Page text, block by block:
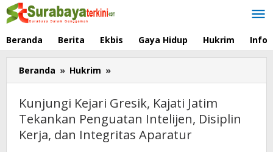
Lewati
ke
Beranda Berita Ekbis Gaya Hidup Hukrim Info
Beranda » Hukrim »
Kejari
Gresik,
Kajati
Jatim
Tekankan
Kunjungi Kejari Gresik, Kajati Jatim
Tekankan Penguatan Intelijen, Disiplin
Kerja, dan Integritas Aparatur